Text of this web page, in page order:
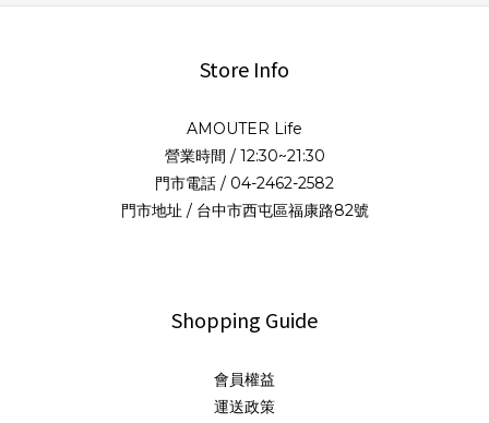
Store Info
AMOUTER Life
營業時間 / 12:30~21:30
門市電話 / 04-2462-2582
門市地址 / 台中市西屯區福康路82號
Shopping Guide
會員權益
運送政策